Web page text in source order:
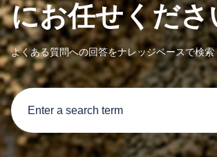
にお任せくださ
よくある質問への回答をナレッジベースで検索